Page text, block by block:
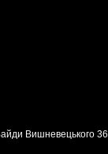
Вишневецького 36